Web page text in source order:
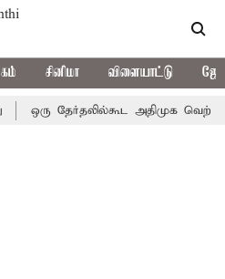
சினிமா விளையாட்டு
தேர்தலில்கூட அதிமுக